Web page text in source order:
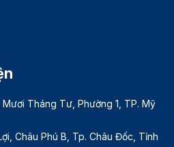
Tháng Tư, Phường 1, TP. Mỹ
Châu Phú B, Tp. Châu Đốc, Tỉnh